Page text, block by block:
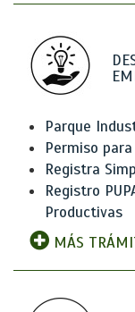
Parque
Permiso
Registra
Registro
Productivas
MÁS